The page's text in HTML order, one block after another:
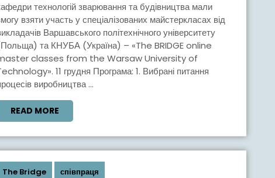
CLASSES
технологій зварювання та будівництва мали
взяти участь у спеціалізованих майстеркласах від
Варшавського політехнічного університету
та КНУБА (Україна) – «The BRIDGE online
classes from the Warsaw University of
11 грудня Програма: 1. Вибрані питання
виробництва ...
READ MOREREAD
MORE
The Bridge співпраця